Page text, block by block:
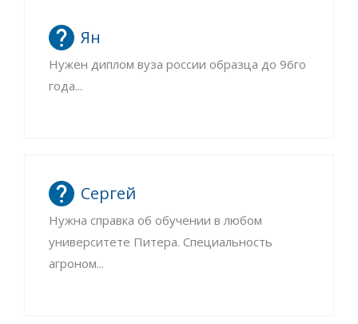
Ян
Нужен диплом вуза россии образца до 96го
года...
Сергей
Нужна справка об обучении в любом
университете Питера. Специальность
агроном...